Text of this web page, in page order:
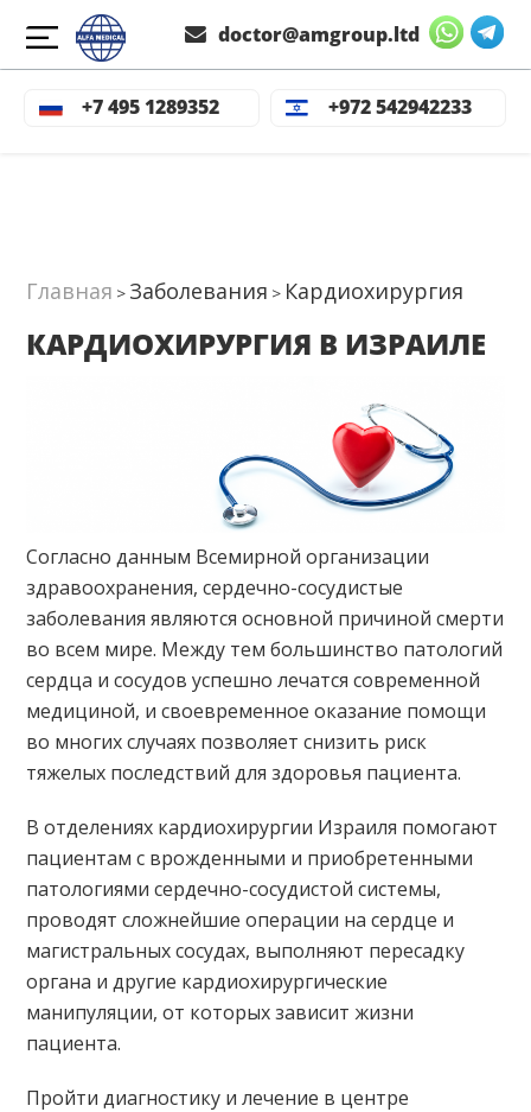
+7 495 1289352 +972 542942233
doctor@amgroup.ltd
Главная > Заболевания > Кардиохирургия
и исследования
КАРДИОХИРУРГИЯ В ИЗРАИЛЕ
Согласно данным Всемирной организации
здравоохранения, сердечно-сосудистые
заболевания являются основной причиной смерти
во всем мире. Между тем большинство патологий
сердца и сосудов успешно лечатся современной
медициной, и своевременное оказание помощи
во многих случаях позволяет снизить риск
тяжелых последствий для здоровья пациента.
В отделениях кардиохирургии Израиля помогают
пациентам с врожденными и приобретенными
патологиями сердечно-сосудистой системы,
проводят сложнейшие операции на сердце и
магистральных сосудах, выполняют пересадку
органа и другие кардиохирургические
манипуляции, от которых зависит жизни
пациента.
Пройти диагностику и лечение в центре